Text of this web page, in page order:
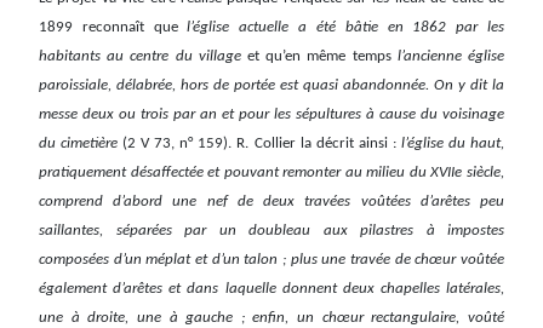
1899 reconnaît quel’église actuelle a été bâtie en 1862 par les
habitants au centre du village et qu’en même temps l’ancienne église
paroissiale, délabrée, hors de portée est quasi abandonnée. On y dit la
messe deux ou trois par an et pour les sépultures à cause du voisinage
du cimetière (2 V 73, n° 159). R. Collier la décrit ainsi : l’église du haut,
pratiquement désaffectée et pouvant remonter au milieu du XVIIe siècle,
comprend d’abord une nef de deux travées voûtées d’arêtes peu
saillantes, séparées par un doubleau aux pilastres à impostes
composées d’un méplat et d’un talon ; plus une travée de chœur voûtée
également d’arêtes et dans laquelle donnent deux chapelles latérales,
une à droite, une à gauche ; enfin, un chœur rectangulaire, voûté